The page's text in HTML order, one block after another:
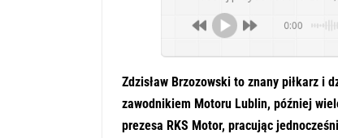
0:00
Zdzisław Brzozowski to znany piłkarz i
zawodnikiem Motoru Lublin, później
prezesa RKS Motor, pracując